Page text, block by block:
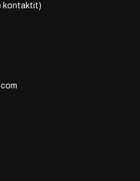
kontaktit)